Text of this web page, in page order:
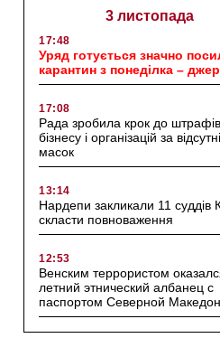
3 листопада
17:48
Уряд готується значно
карантин з понеділка –
17:08
Рада зробила крок до
бізнесу і організацій за
масок
13:14
Нардепи закликали 11 суддів
скласти повноваження
12:53
Венским террористом
летний этнический албанец с
паспортом Северной